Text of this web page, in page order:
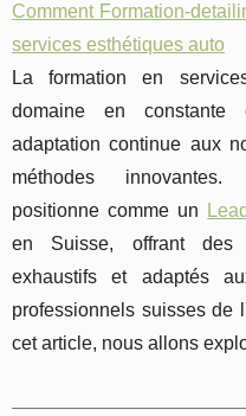
Comment Formation-
services esthétiques auto
La formation en
domaine en constante
adaptation continue aux
méthodes innovantes.
positionne comme un
en Suisse, offrant des
exhaustifs et adaptés
professionnels suisses de
cet article, nous allons